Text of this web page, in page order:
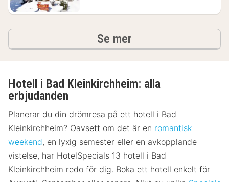
Se mer
Hotell i Bad Kleinkirchheim: alla
erbjudanden
Planerar du din drömresa på ett hotell i Bad
Kleinkirchheim? Oavsett om det är en romantisk
weekend, en lyxig semester eller en avkopplande
vistelse, har HotelSpecials 13 hotell i Bad
Kleinkirchheim redo för dig. Boka ett hotell enkelt för